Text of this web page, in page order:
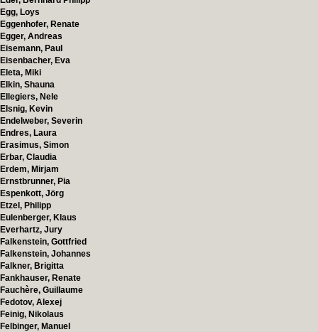
Egg, Loys
Eggenhofer, Renate
Egger, Andreas
Eisemann, Paul
Eisenbacher, Eva
Eleta, Miki
Elkin, Shauna
Ellegiers, Nele
Elsnig, Kevin
Endelweber, Severin
Endres, Laura
Erasimus, Simon
Erbar, Claudia
Erdem, Mirjam
Ernstbrunner, Pia
Espenkott, Jörg
Etzel, Philipp
Eulenberger, Klaus
Everhartz, Jury
Falkenstein, Gottfried
Falkenstein, Johannes
Falkner, Brigitta
Fankhauser, Renate
Fauchère, Guillaume
Fedotov, Alexej
Feinig, Nikolaus
Felbinger, Manuel